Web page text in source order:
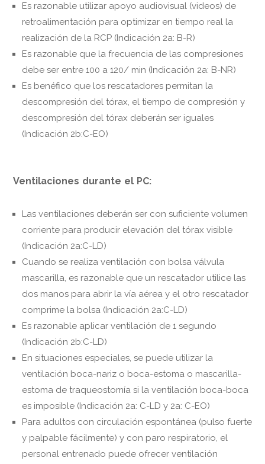
Es razonable utilizar apoyo audiovisual (videos) de
retroalimentación para optimizar en tiempo real la
realización de la RCP (Indicación 2a: B-R)
Es razonable que la frecuencia de las compresiones
debe ser entre 100 a 120/ min (Indicación 2a: B-NR)
Es benéfico que los rescatadores permitan la
descompresión del tórax, el tiempo de compresión y
descompresión del tórax deberán ser iguales
(Indicación 2b:C-EO)
Ventilaciones durante el PC:
Las ventilaciones deberán ser con suficiente volumen
corriente para producir elevación del tórax visible
(Indicación 2a:C-LD)
Cuando se realiza ventilación con bolsa válvula
mascarilla, es razonable que un rescatador utilice las
dos manos para abrir la vía aérea y el otro rescatador
comprime la bolsa (Indicación 2a:C-LD)
Es razonable aplicar ventilación de 1 segundo
(Indicación 2b:C-LD)
En situaciones especiales, se puede utilizar la
ventilación boca-nariz o boca-estoma o mascarilla-
estoma de traqueostomía si la ventilación boca-boca
es imposible (Indicación 2a: C-LD y 2a: C-EO)
Para adultos con circulación espontánea (pulso fuerte
y palpable fácilmente) y con paro respiratorio, el
personal entrenado puede ofrecer ventilación